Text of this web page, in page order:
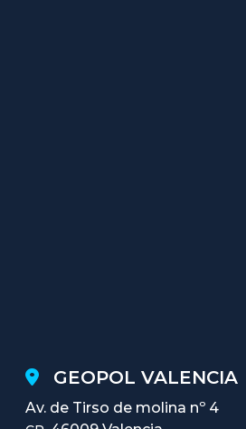
GEOPOL VALENCIA
Av. de Tirso de molina nº 4